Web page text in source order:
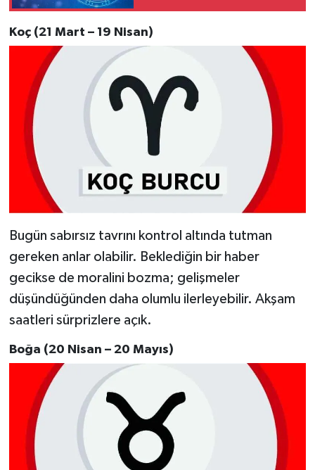
Koç (21 Mart – 19 Nisan)
Bugün sabırsız tavrını kontrol altında tutman
gereken anlar olabilir. Beklediğin bir haber
gecikse de moralini bozma; gelişmeler
düşündüğünden daha olumlu ilerleyebilir. Akşam
saatleri sürprizlere açık.
Boğa (20 Nisan – 20 Mayıs)